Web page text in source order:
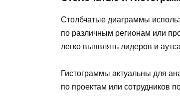
Столбчатые диаграммы
по различным регионам или
легко выявлять лидеров и
Гистограммы актуальны для
по проектам или сотрудников